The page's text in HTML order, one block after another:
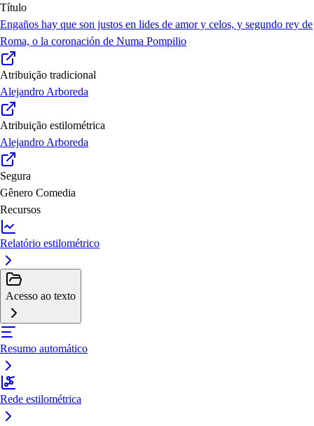
Título
Engaños hay que son justos en lides de amor y celos, y segundo rey de
Roma, o la coronación de Numa Pompilio
Atribuição tradicional
Alejandro Arboreda
Atribuição estilométrica
Alejandro Arboreda
Segura
Gênero Comedia
Recursos
Relatório estilométrico
Acesso ao texto
Resumo automático
Rede estilométrica